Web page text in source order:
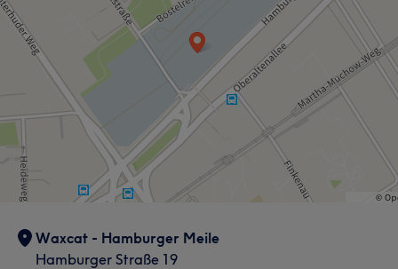
Waxcat - Hamburger Meile
Hamburger Straße 19